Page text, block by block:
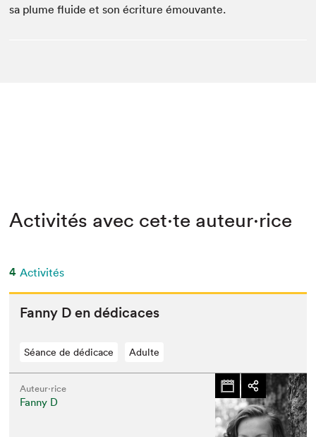
sa plume fluide et son écriture émouvante.
Activités avec cet·te auteur·rice
4 Activités
Fan­ny D en dédicaces
Séance de dédicace Adulte
Auteur·rice
Fanny D